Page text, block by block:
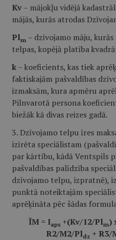
Kv– mājokļu vidējā
mājās, kurās atrodas
Plm – dzīvojamo māju,
telpas, kopējā platība
k– koeficients, kas tiek
faktiskajām pašvaldības
izmaksām, kura apmēru
Pilnvarotā persona
biežāk kā divas reizes gadā.
3. Dzīvojamo telpu īres
izīrēta speciālistam
par kārtību, kādā Ventspils
pašvaldības palīdzība
dzīvojamo telpu, izpratnē),
punktā noteiktajām
aprēķināta pēc šādas
ĪM = Iaps+(Kv/12/Plm)
R2/M2/Pldz + R3/